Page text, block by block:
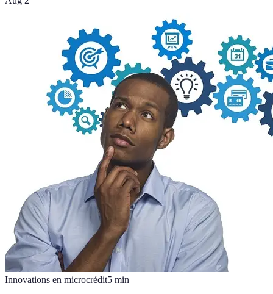
Innovations en microcrédit5 min